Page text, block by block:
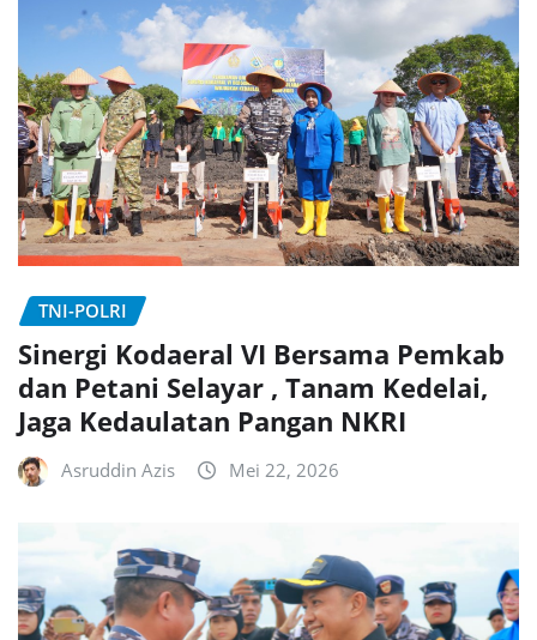
TNI-POLRI
Sinergi Kodaeral VI Bersama Pemkab
dan Petani Selayar , Tanam Kedelai,
Jaga Kedaulatan Pangan NKRI
Asruddin Azis Mei 22, 2026